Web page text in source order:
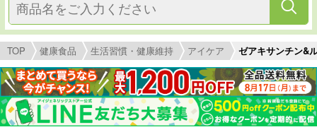
TOP 健康食品 生活習慣・健康維持 アイケア ゼアキサンチン&